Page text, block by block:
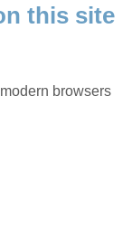
this site
browsers